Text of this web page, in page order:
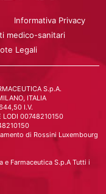
Informativa Privacy
medico-sanitari
Legali
S.p.A.
ITALIA
I.V.
LODI 00748210150
di Rossini Luxembourg
Farmaceutica S.p.A Tutti i